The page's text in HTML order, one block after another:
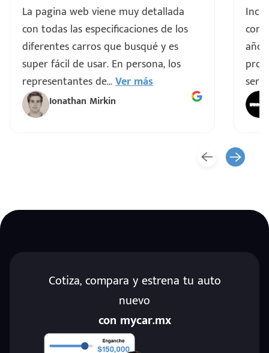
La pagina web viene muy detallada
con todas las especificaciones de los
diferentes carros que busqué y es
super fácil de usar. En persona, los
representantes de...Ver más
Ionathan Mirkin
Cotiza, compara y estrena tu auto
nuevo
con mycar.mx